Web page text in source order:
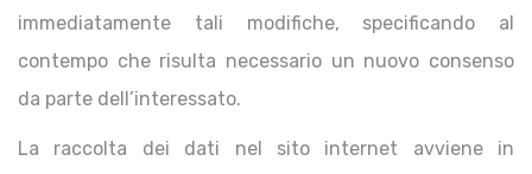
immediatamente tali modifiche, specificando al
contempo che risulta necessario un nuovo consenso
da parte dell’interessato.
La raccolta dei dati nel sito internet avviene in